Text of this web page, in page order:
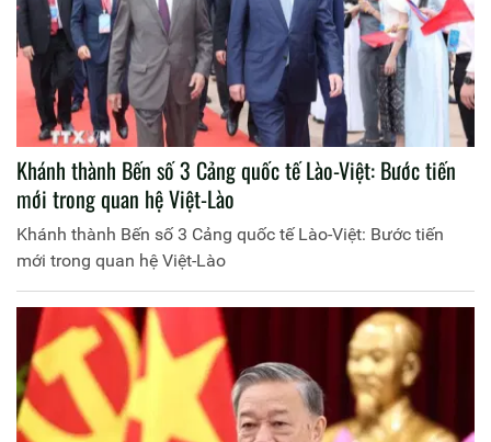
Khánh thành Bến số 3 Cảng quốc tế Lào-Việt: Bước tiến
mới trong quan hệ Việt-Lào
Khánh thành Bến số 3 Cảng quốc tế Lào-Việt: Bước tiến
mới trong quan hệ Việt-Lào